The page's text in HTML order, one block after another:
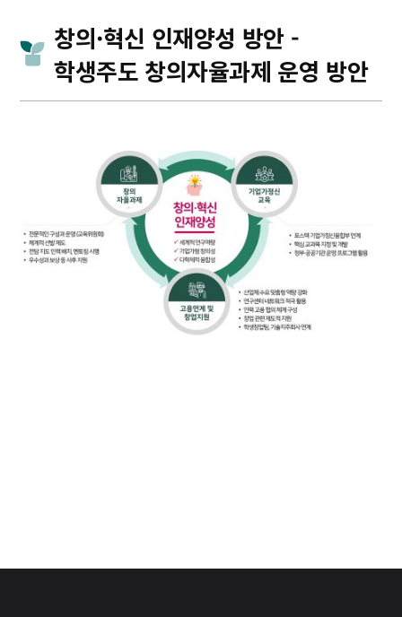
창의·혁신 인재양성 방안 -
학생주도 창의자율과제 운영 방안